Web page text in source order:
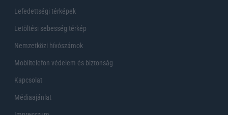
Lefedettségi térképek
Letöltési sebesség térkép
Nemzetközi hívószámok
Mobiltelefon védelem és biztonság
Kapcsolat
Médiaajánlat